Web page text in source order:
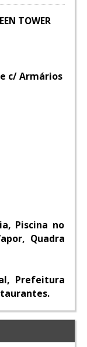
TOWER
c/ Armários
Piscina no
Quadra
Prefeitura